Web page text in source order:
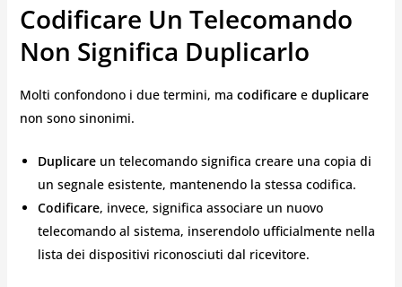
Codificare Un Telecomando
Non Significa Duplicarlo
Molti confondono i due termini, ma codificaree duplicare
non sono sinonimi.
Duplicareun telecomando significa creare una copia di
un segnale esistente, mantenendo la stessa codifica.
Codificare, invece, significa associare un nuovo
telecomando al sistema, inserendolo ufficialmente nella
lista dei dispositivi riconosciuti dal ricevitore.